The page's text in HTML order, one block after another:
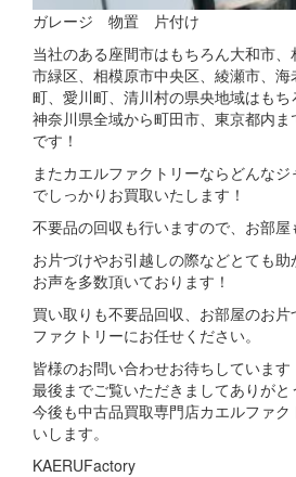
ガレージ 物置 片付け
当社のある座間市はもちろん大和市
市緑区、相模原市中央区、綾瀬市、
町、愛川町、清川村の県央地域はも
神奈川県全域から町田市、東京都内
です！
またカエルファクトリーならどんな
でしっかりお買取いたします！
不要品の回収も行いますので、お部屋
お片づけやお引越しの際などとても
お声を多数頂いております！
買い取りも不要品回収、お部屋のお
ファクトリーにお任せください。
皆様のお問い合わせお待ちしています
最後までご覧いただきましてありがと
今後も中古品買取専門店カエルファ
いします。
KAERUFactory